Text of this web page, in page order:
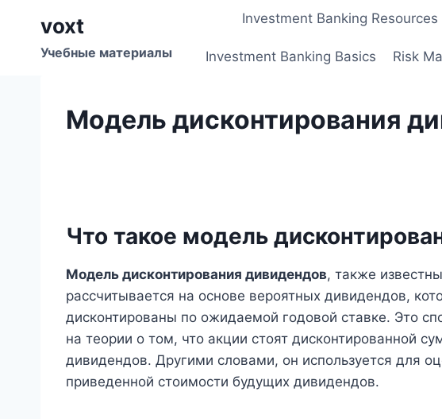
содержимому
voxt
Учебные материалы
Investment Banking Resources
Investment Banking Basics Risk
Модель дисконтирования
Что такое модель
Модель дисконтирования дивидендов, также
рассчитывается на основе вероятных дивидендов,
дисконтированы по ожидаемой годовой ставке. Это
на теории о том, что акции стоят дисконтированной
дивидендов. Другими словами, он используется для
приведенной стоимости будущих дивидендов.